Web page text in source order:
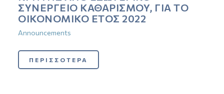
ΣΥΝΕΡΓΕΙΟ ΚΑΘΑΡΙΣΜΟΥ, ΓΙΑ ΤΟ
ΟΙΚΟΝΟΜΙΚΟ ΕΤΟΣ 2022
Announcements
ΠΕΡΙΣΣΟΤΕΡΑ